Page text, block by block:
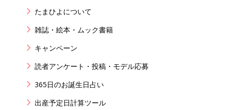
たまひよについて
雑誌・絵本・ムック書籍
キャンペーン
読者アンケート・投稿・モデル応募
365日のお誕生日占い
出産予定日計算ツール